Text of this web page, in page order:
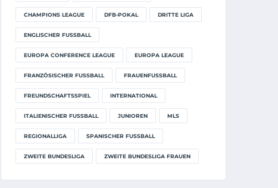
CHAMPIONS LEAGUE DFB-POKAL DRITTE LIGA
ENGLISCHER FUSSBALL
EUROPA CONFERENCE LEAGUE EUROPA LEAGUE
FRANZÖSISCHER FUSSBALL FRAUENFUSSBALL
FREUNDSCHAFTSSPIEL INTERNATIONAL
ITALIENISCHER FUSSBALL JUNIOREN MLS
REGIONALLIGA SPANISCHER FUSSBALL
ZWEITE BUNDESLIGA ZWEITE BUNDESLIGA FRAUEN